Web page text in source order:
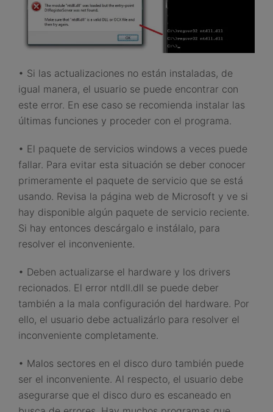
• Si las actualizaciones no están instaladas, de
igual manera, el usuario se puede encontrar con
este error. En ese caso se recomienda instalar las
últimas funciones y proceder con el programa.
• El paquete de servicios windows a veces puede
fallar. Para evitar esta situación se deber conocer
primeramente el paquete de servicio que se está
usando. Revisa la página web de Microsoft y ve si
hay disponible algún paquete de servicio reciente.
Si hay entonces descárgalo e instálalo, para
resolver el inconveniente.
• Deben actualizarse el hardware y los drivers
recionados. El error ntdll.dll se puede deber
también a la mala configuración del hardware. Por
ello, el usuario debe actualizárlo para resolver el
inconveniente completamente.
• Malos sectores en el disco duro también puede
ser el inconveniente. Al respecto, el usuario debe
asegurarse que el disco duro es escaneado en